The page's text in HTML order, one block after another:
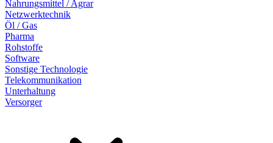
Nahrungsmittel / Agrar
Netzwerktechnik
Öl / Gas
Pharma
Rohstoffe
Software
Sonstige Technologie
Telekommunikation
Unterhaltung
Versorger